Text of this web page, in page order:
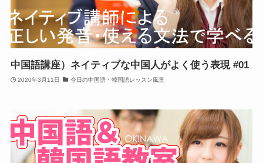
中国語講座）ネイティブな中国人がよく使う表現 #01
2020年3月11日 今日の中国語・韓国語レッスン風景